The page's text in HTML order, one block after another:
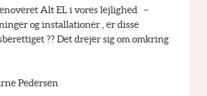
Alt EL i vores lejlighed   –
og installationer , er disse
?? Det drejer sig om omkring
Pedersen